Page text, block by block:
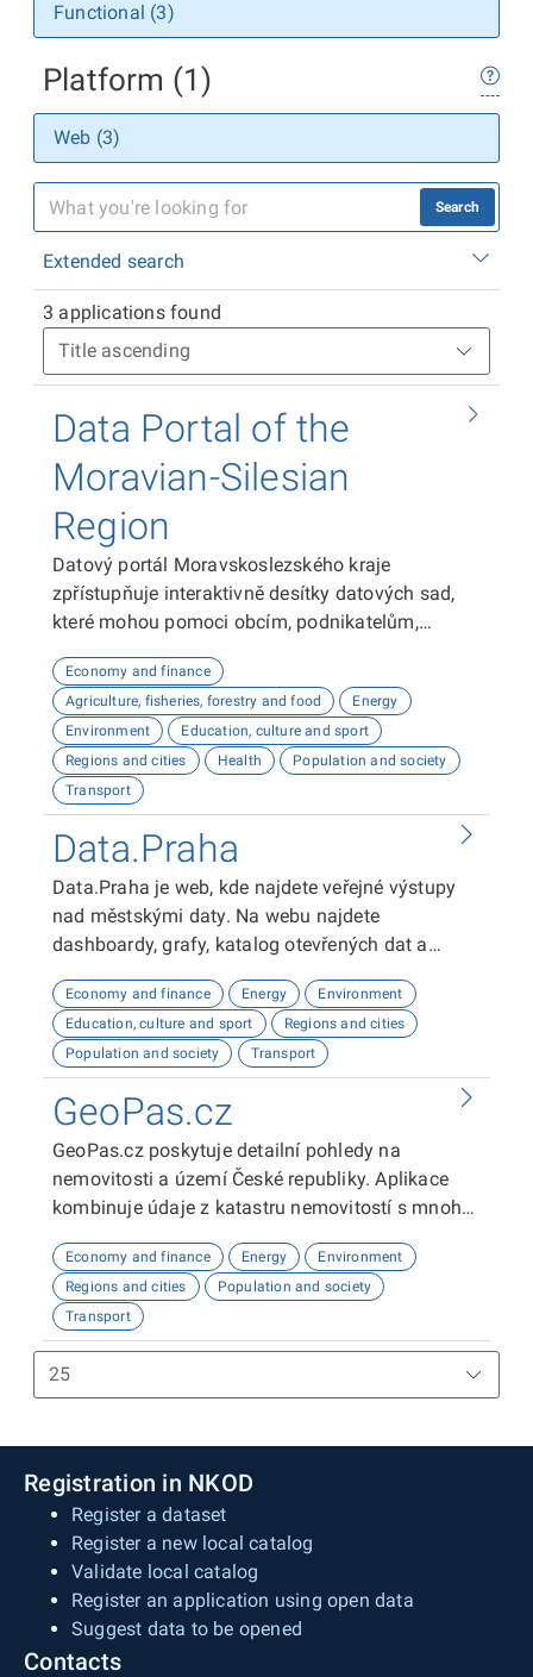
Functional (3)
Platform (1)
Web (3)
Search
Extended search
3 applications found
Data Portal of the
Moravian-Silesian
Region
Datový portál Moravskoslezského kraje
zpřístupňuje interaktivně desítky datových sad,
které mohou pomoci obcím, podnikatelům,
plánovat, inovovat a poznávat náš kraj. Uživatelé
zde najdou informace o demografii, dopravě,
školství, životním prostředí, kultuře nebo třeba
potenciálu pro fotovoltaiku.
Economy and finance
Agriculture, fisheries, forestry and food
Energy
Environment
Education, culture and sport
Regions and cities
Health
Population and society
Transport
Data.Praha
Data.Praha je web, kde najdete veřejné výstupy
nad městskými daty. Na webu najdete
dashboardy, grafy, katalog otevřených dat a
umožní analyzovat a vizualizovat data o Praze.
Doufáme, že vám naše platforma bude užitečná!
Economy and finance Energy
Environment
Education, culture and sport
Regions and cities
Population and society
Transport
GeoPas.cz
GeoPas.cz poskytuje detailní pohledy na
nemovitosti a území České republiky. Aplikace
kombinuje údaje z katastru nemovitostí s mnoha
prostředí, občanská vybavenost, sítě, územní
plány a spoustu dalších. Slouží zejména
zájemcům o nemovitosti a profesionálům v
realitním oboru.
Economy and finance Energy
Environment
Regions and cities
Population and society
Transport
Registration in NKOD
Register a dataset
Register a new local catalog
Validate local catalog
Register an application using open data
Suggest data to be opened
Contacts